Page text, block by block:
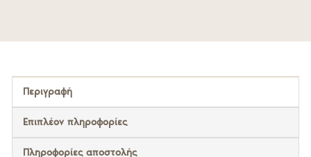
Περιγραφή
Επιπλέον πληροφορίες
Πληροφορίες αποστολής